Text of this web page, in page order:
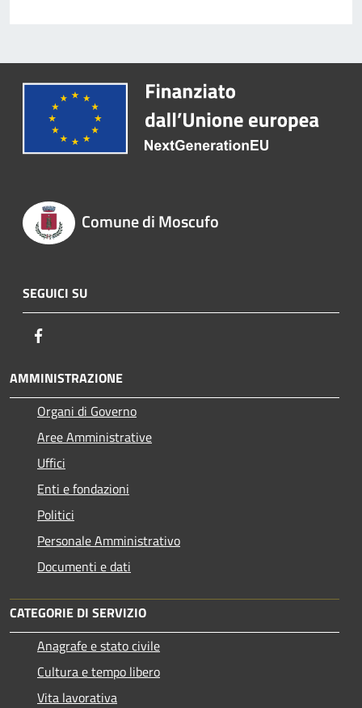
Comune di Moscufo
SEGUICI SU
AMMINISTRAZIONE
Organi di Governo
Aree Amministrative
Uffici
Enti e fondazioni
Politici
Personale Amministrativo
Documenti e dati
CATEGORIE DI SERVIZIO
Anagrafe e stato civile
Cultura e tempo libero
Vita lavorativa